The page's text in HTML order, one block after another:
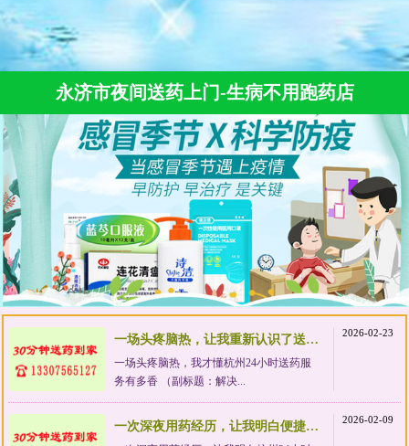
永济市夜间送药上门-生病不用跑药店
一场头疼脑热，让我重新认识了送药服务的价值
一场头疼脑热，我才懂杭州24小时送药服
务有多香 （副标题：解决...
2026-02-23
一次深夜用药经历，让我明白便捷服务有多值 2026-02-09